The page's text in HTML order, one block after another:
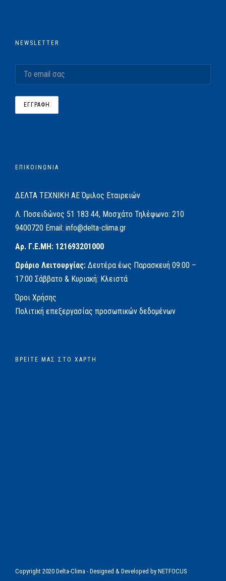
NEWSLETTER
ΕΠΙΚΟΙΝΩΝΙΑ
ΔΕΛΤΑ ΤΕΧΝΙΚΗ ΑΕΌμιλος Εταιρειών
Λ. Ποσειδώνος 51 183 44, Μοσχάτο Τηλέφωνο: 210
9400720 Email: info@delta-clima.gr
Αρ. Γ.Ε.ΜΗ: 121693201000
Ωράριο Λειτουργίας: Δευτέρα έως Παρασκευή 09:00 –
17:00 Σάββατο & Κυριακή: Κλειστά
Όροι Χρήσης
Πολιτική επεξεργασίας προσωπικών δεδομένων
ΒΡΕΊΤΕ ΜΑΣ ΣΤΟ ΧΆΡΤΗ
Copyright 2020 Delta-Clima - Designed & Developed by NETFOCUS